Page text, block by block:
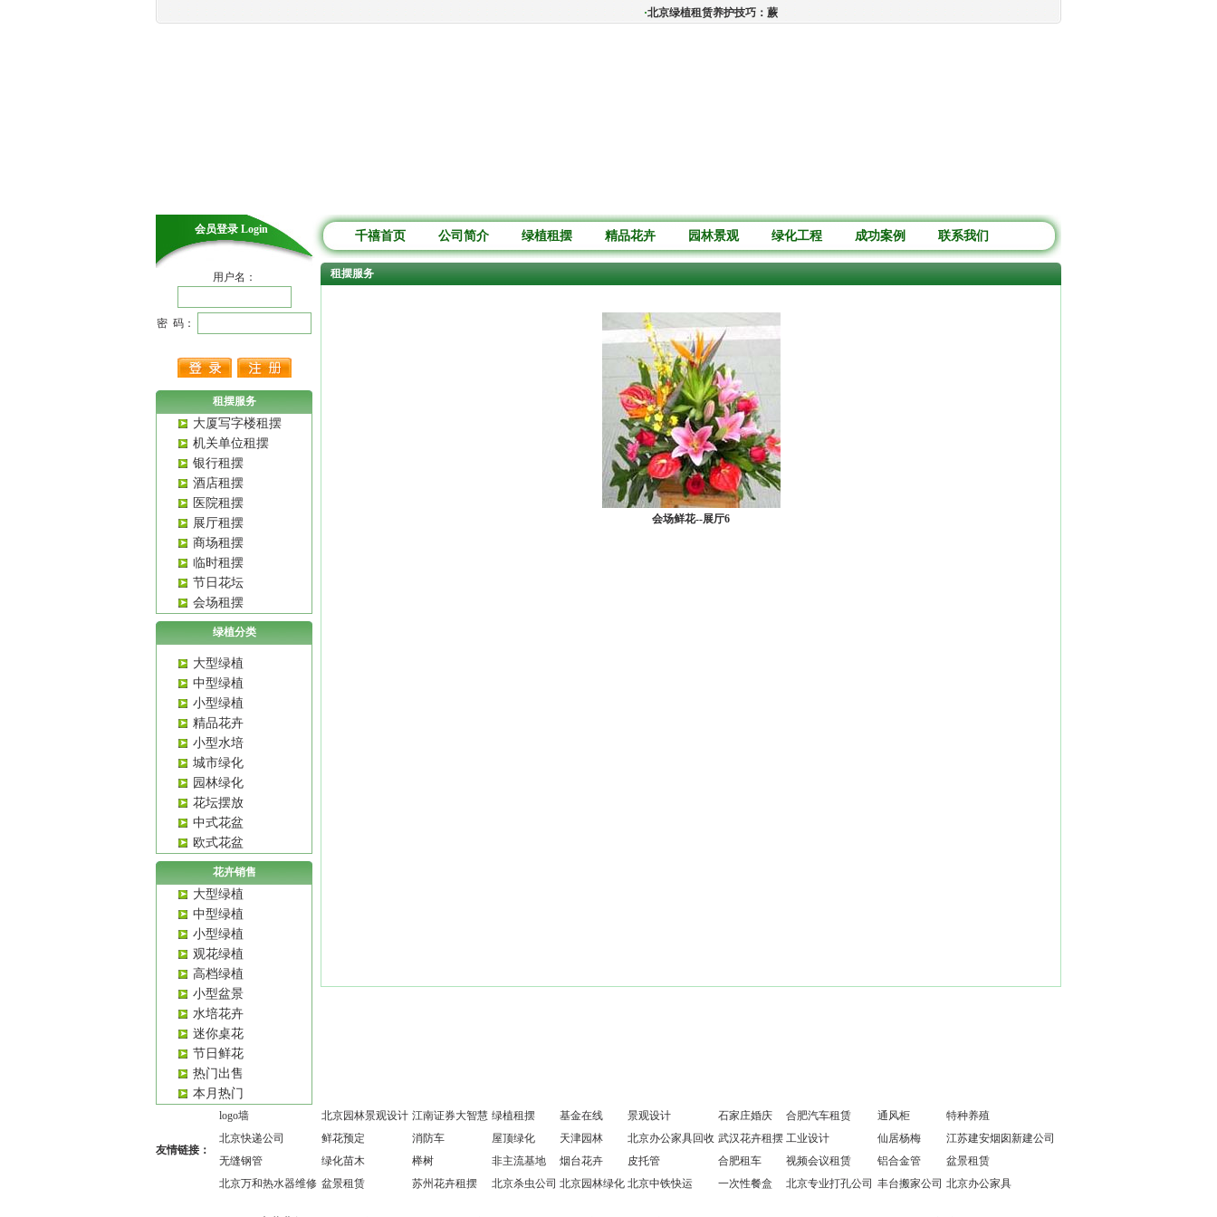
北京绿植租赁养护技巧：蕨类植物夏季如何养护?
会员登录 Login
用户名：
密 码：
租摆服务
大厦写字楼租摆
机关单位租摆
银行租摆
酒店租摆
医院租摆
展厅租摆
商场租摆
临时租摆
节日花坛
会场租摆
绿植分类
大型绿植
中型绿植
小型绿植
精品花卉
小型水培
城市绿化
园林绿化
花坛摆放
中式花盆
欧式花盆
花卉销售
大型绿植
中型绿植
小型绿植
观花绿植
高档绿植
小型盆景
水培花卉
迷你桌花
节日鲜花
热门出售
本月热门
千禧首页 公司简介 绿植租摆 精品花卉 园林景观 绿化工程 成功案例 联系我们
租摆服务
会场鲜花--展厅6
友情链接：
logo墙 北京园林景观设计 江南证券大智慧 绿植租摆 基金在线 景观设计 石家庄婚庆 合肥汽车租赁 通风柜
特种养殖
北京快递公司
鲜花预定 消防车 屋顶绿化 天津园林 北京办公家具回收 武汉花卉租摆 工业设计 仙居杨梅
江苏建安烟囱新建公司
无缝钢管
绿化苗木 榉树 非主流基地 烟台花卉 皮托管 合肥租车 视频会议租赁 铝合金管
盆景租赁
北京万和热水器维修 盆景租赁 苏州花卉租摆 北京杀虫公司 北京园林绿化 北京中铁快运 一次性餐盒 北京专业打孔公司 丰台搬家公司 北京办公家具